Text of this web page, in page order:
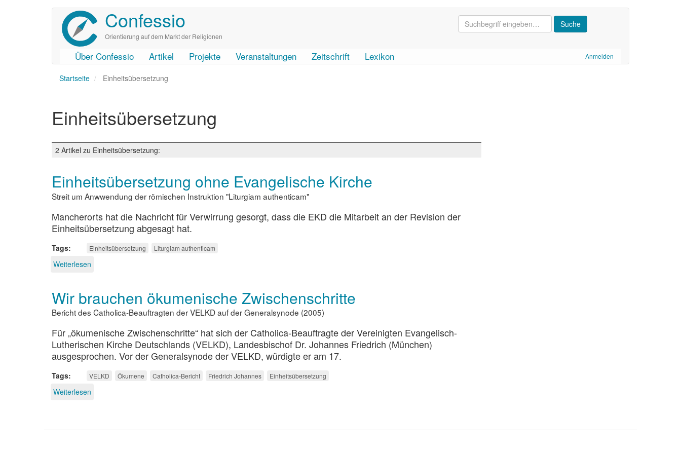
Confessio
Orientierung auf dem Markt der Religionen
User
account
Anmelden
Main
navigation
Über Confessio Artikel Projekte Veranstaltungen Zeitschrift Lexikon
Startseite Einheitsübersetzung
Einheitsübersetzung
2 Artikel zu Einheitsübersetzung:
Einheitsübersetzung ohne Evangelische Kirche
Streit um Anwwendung der römischen Instruktion "Liturgiam authenticam"
Mancherorts hat die Nachricht für Verwirrung gesorgt, dass die EKD die Mitarbeit an der Revision der
Einheitsübersetzung abgesagt hat.
Tags Einheitsübersetzung Liturgiam authenticam
Weiterlesen
Evangelische
Kirche
Wir brauchen ökumenische Zwischenschritte
Bericht des Catholica-Beauftragten der VELKD auf der Generalsynode (2005)
Für „ökumenische Zwischenschritte“ hat sich der Catholica-Beauftragte der Vereinigten Evangelisch-
Lutherischen Kirche Deutschlands (VELKD), Landesbischof Dr. Johannes Friedrich (München)
ausgesprochen. Vor der Generalsynode der VELKD, würdigte er am 17.
Tags VELKD Ökumene Catholica-Bericht Friedrich Johannes Einheitsübersetzung
Weiterlesen
Zwischenschritte